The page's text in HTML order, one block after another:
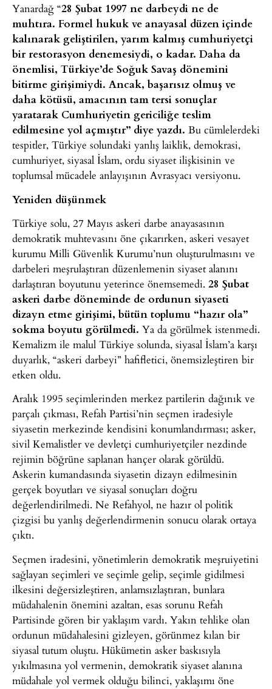
Yanardağ “28 Şubat 1997 ne darbeydi ne de
muhtıra. Formel hukuk ve anayasal düzen içinde
kalınarak geliştirilen, yarım kalmış cumhuriyetçi
bir restorasyon denemesiydi, o kadar. Daha da
önemlisi, Türkiye’de Soğuk Savaş dönemini
bitirme girişimiydi. Ancak, başarısız olmuş ve
daha kötüsü, amacının tam tersi sonuçlar
yaratarak Cumhuriyetin gericiliğe teslim
edilmesine yol açmıştır” diye yazdı. Bu cümlelerdeki
tespitler, Türkiye solundaki yanlış laiklik, demokrasi,
cumhuriyet, siyasal İslam, ordu siyaset ilişkisinin ve
toplumsal mücadele anlayışının Avrasyacı versiyonu.
Yeniden düşünmek
Türkiye solu, 27 Mayıs askeri darbe anayasasının
demokratik muhtevasını öne çıkarırken, askeri vesayet
kurumu Milli Güvenlik Kurumu’nun oluşturulmasını ve
darbeleri meşrulaştıran düzenlemenin siyaset alanını
darlaştıran boyutunu yeterince önemsemedi. 28 Şubat
askeri darbe döneminde de ordunun siyaseti
dizayn etme girişimi, bütün toplumu “hazır ola”
sokma boyutu görülmedi. Ya da görülmek istenmedi.
Kemalizm ile malul Türkiye solunda, siyasal İslam’a karşı
duyarlık, “askeri darbeyi” hafifletici, önemsizleştiren bir
etken oldu.
Aralık 1995 seçimlerinden merkez partilerin dağınık ve
parçalı çıkması, Refah Partisi’nin seçmen iradesiyle
siyasetin merkezinde kendisini konumlandırması; asker,
sivil Kemalistler ve devletçi cumhuriyetçiler nezdinde
rejimin böğrüne saplanan hançer olarak görüldü.
Askerin kumandasında siyasetin dizayn edilmesinin
gerçek boyutları ve siyasal sonuçları doğru
değerlendirilmedi. Ne Refahyol, ne hazır ol politik
çizgisi bu yanlış değerlendirmenin sonucu olarak ortaya
çıktı.
Seçmen iradesini, yönetimlerin demokratik meşruiyetini
sağlayan seçimleri ve seçimle gelip, seçimle gidilmesi
ilkesini değersizleştiren, anlamsızlaştıran, bunlara
müdahalenin önemini azaltan, esas sorunu Refah
Partisinde gören bir yaklaşım vardı. Yakın tehlike olan
ordunun müdahalesini gizleyen, görünmez kılan bir
siyasal tutum oluştu. Hükümetin asker baskısıyla
yıkılmasına yol vermenin, demokratik siyaset alanına
müdahale yol vermek olduğu bilinci, yaklaşımı öne